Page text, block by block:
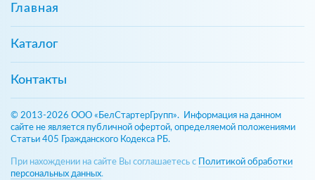
Главная
Каталог
Контакты
© 2013-2026 ООО «БелСтартерГрупп». Информация на данном
сайте не является публичной офертой, определяемой положениями
Статьи 405 Гражданского Кодекса РБ.
При нахождении на сайте Вы соглашаетесь с
Политикой обработки
персональных данных.